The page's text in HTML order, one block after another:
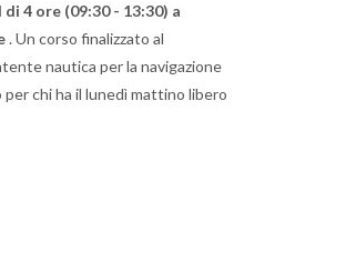
4 ore (09:30 - 13:30) a
. Un corso finalizzato al
nautica per la navigazione
chi ha il lunedì mattino libero